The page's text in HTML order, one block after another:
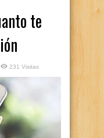
te
231 Visitas